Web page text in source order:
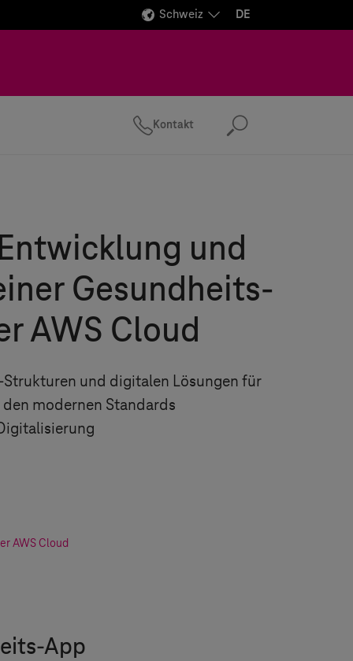
Schweiz DE
Kontakt Suchen
und
Gesundheits-
AWS Cloud
Strukturen und digitalen Lösungen für
modernen Standards
AWS Cloud
App